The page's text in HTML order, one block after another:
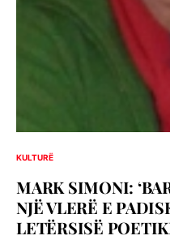
KULTURË
MARK SIMONI:
NJË VLERË E
LETËRSISË